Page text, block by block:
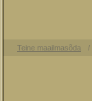
Teine maailmasõda